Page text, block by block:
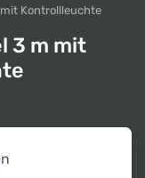
Kontrollleuchte
3 m mit